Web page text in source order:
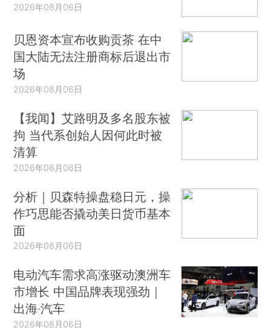
2026年08月06日
贝恩资本宣布收购贡茶 在中
国大陆无法注册商标后退出市
场
2026年08月06日
【我闻】艾路明及多名股东被
拘 当代系创始人因何此时被
清算
2026年08月06日
分析｜贝森特操盘稳日元，操
作巧思能否撬动美日货币基本
面
2026年08月06日
电动汽车需求高涨驱动澳洲车
市增长 中国品牌表现强劲｜
出海·汽车
2026年08月06日